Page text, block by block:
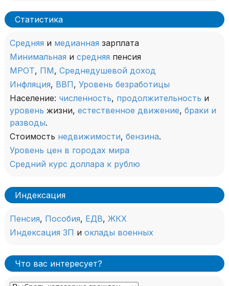
Статистика
Средняя и медианная зарплата
Минимальная и средняя пенсия
МРОТ, ПМ, Среднедушевой доход
Инфляция, ВВП, Уровень безработицы
Население: численность, продолжительность и
уровень жизни, естественное движение, браки и
разводы.
Стоимость недвижимости, бензина.
Уровень цен в городах мира
Средний курс доллара к рублю
Индексация
Пенсия, Пособия, ЕДВ, ЖКХ
Индексация ЗП и оклады военных
Что вас интересует?